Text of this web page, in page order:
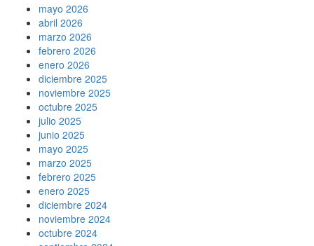
mayo 2026
abril 2026
marzo 2026
febrero 2026
enero 2026
diciembre 2025
noviembre 2025
octubre 2025
julio 2025
junio 2025
mayo 2025
marzo 2025
febrero 2025
enero 2025
diciembre 2024
noviembre 2024
octubre 2024